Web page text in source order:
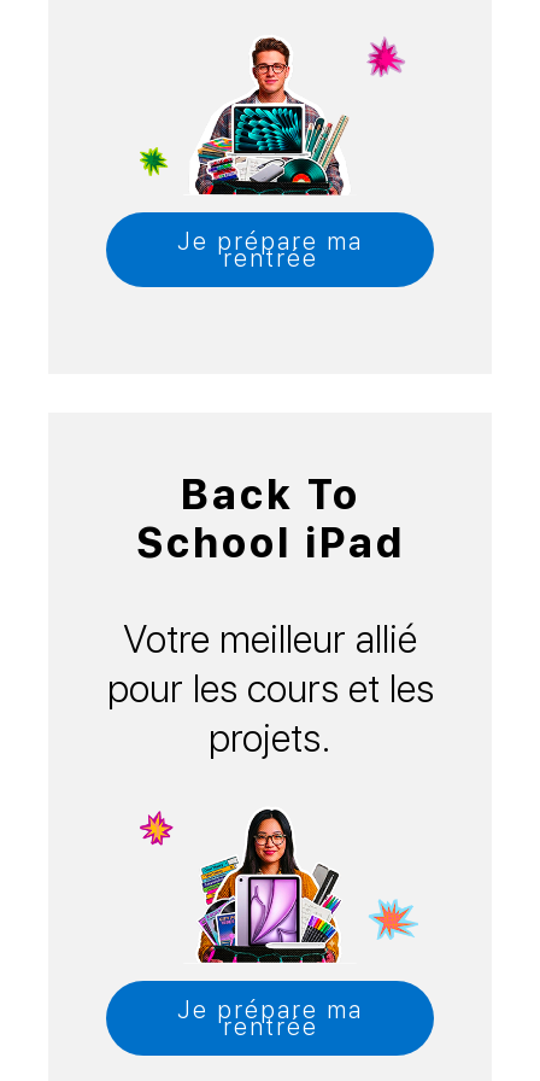
Je prépare ma
rentrée
Back To
School iPad
Votre meilleur allié
pour les cours et les
projets.
Je prépare ma
rentrée